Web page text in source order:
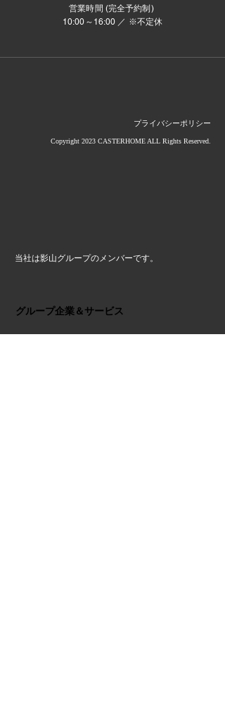
営業時間 (完全予約制)
10:00～16:00 ／ ※不定休
プライバシーポリシー
Copyright 2023 CASTERHOME ALL Rights Reserved.
当社は影山グループのメンバーです。
グループ企業＆サービス